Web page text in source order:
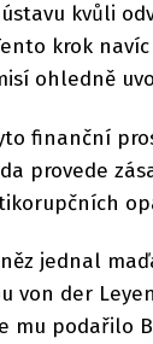
kvůli
krok
ohledně
finanční
provede
jednal
von der
mu podařilo